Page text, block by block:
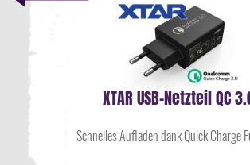
XTAR USB-Netzteil QC
Schnelles Aufladen dank Quick Charge